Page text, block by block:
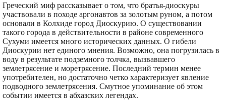
Греческий миф рассказывает о том, что братья-диоскуры
участвовали в походе аргонавтов за золотым руном, а потом
основали в Колхиде город Диоскурию. О существовании
такого города в действительности в районе современного
Сухуми имеется много исторических данных. О гибели
Диоскурии нет единого мнения. Возможно, она погрузилась в
воду в результате подземного толчка, вызвавшего
землетрясение и моретрясение. Последний термин менее
употребителен, но достаточно четко характеризует явление
подводного землетрясения. Смутное упоминание об этом
событии имеется в абхазских легендах.